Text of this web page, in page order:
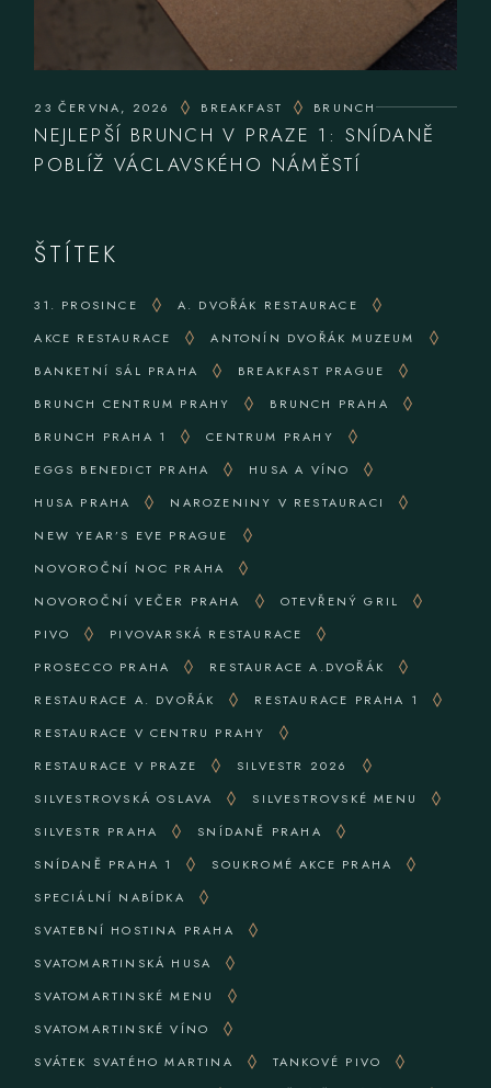
23 ČERVNA, 2026 BREAKFAST BRUNCH
NEJLEPŠÍ BRUNCH V PRAZE 1: SNÍDANĚ
POBLÍŽ VÁCLAVSKÉHO NÁMĚSTÍ
ŠTÍTEK
31. PROSINCE
A. DVOŘÁK RESTAURACE
AKCE RESTAURACE
ANTONÍN DVOŘÁK MUZEUM
BANKETNÍ SÁL PRAHA
BREAKFAST PRAGUE
BRUNCH CENTRUM PRAHY
BRUNCH PRAHA
BRUNCH PRAHA 1
CENTRUM PRAHY
EGGS BENEDICT PRAHA
HUSA A VÍNO
HUSA PRAHA
NAROZENINY V RESTAURACI
NEW YEAR’S EVE PRAGUE
NOVOROČNÍ NOC PRAHA
NOVOROČNÍ VEČER PRAHA
OTEVŘENÝ GRIL
PIVO
PIVOVARSKÁ RESTAURACE
PROSECCO PRAHA
RESTAURACE A.DVOŘÁK
RESTAURACE A. DVOŘÁK
RESTAURACE PRAHA 1
RESTAURACE V CENTRU PRAHY
RESTAURACE V PRAZE
SILVESTR 2026
SILVESTROVSKÁ OSLAVA
SILVESTROVSKÉ MENU
SILVESTR PRAHA
SNÍDANĚ PRAHA
SNÍDANĚ PRAHA 1
SOUKROMÉ AKCE PRAHA
SPECIÁLNÍ NABÍDKA
SVATEBNÍ HOSTINA PRAHA
SVATOMARTINSKÁ HUSA
SVATOMARTINSKÉ MENU
SVATOMARTINSKÉ VÍNO
SVÁTEK SVATÉHO MARTINA
TANKOVÉ PIVO